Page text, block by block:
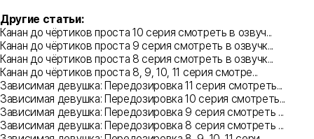
Другие статьи:
Канан до чёртиков проста 10 серия смотреть в озвуч...
Канан до чёртиков проста 9 серия смотреть в озвучк...
Канан до чёртиков проста 8 серия смотреть в озвучк...
Канан до чёртиков проста 8, 9, 10, 11 серия смотре...
Зависимая девушка: Передозировка 11 серия смотреть...
Зависимая девушка: Передозировка 10 серия смотреть...
Зависимая девушка: Передозировка 9 серия смотреть ...
Зависимая девушка: Передозировка 8 серия смотреть ...